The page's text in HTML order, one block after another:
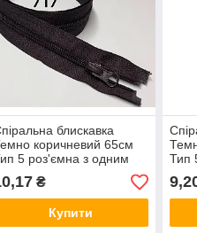
блискавка
коричневий 65см
5 роз'ємна з одним
₴
Купити
Тип